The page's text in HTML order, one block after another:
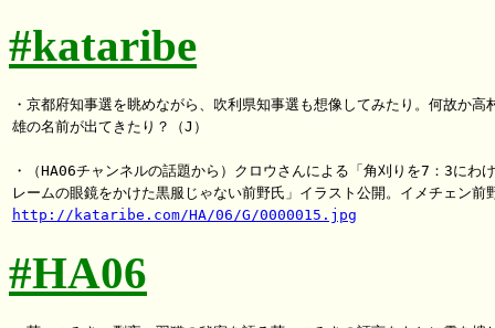
#kataribe
・京都府知事選を眺めながら、吹利県知事選も想像してみたり。何故か高
雄の名前が出てきたり？（J）
・（HA06チャンネルの話題から）クロウさんによる「角刈りを7：3にわ
http://kataribe.com/HA/06/G/0000015.jpg
#HA06